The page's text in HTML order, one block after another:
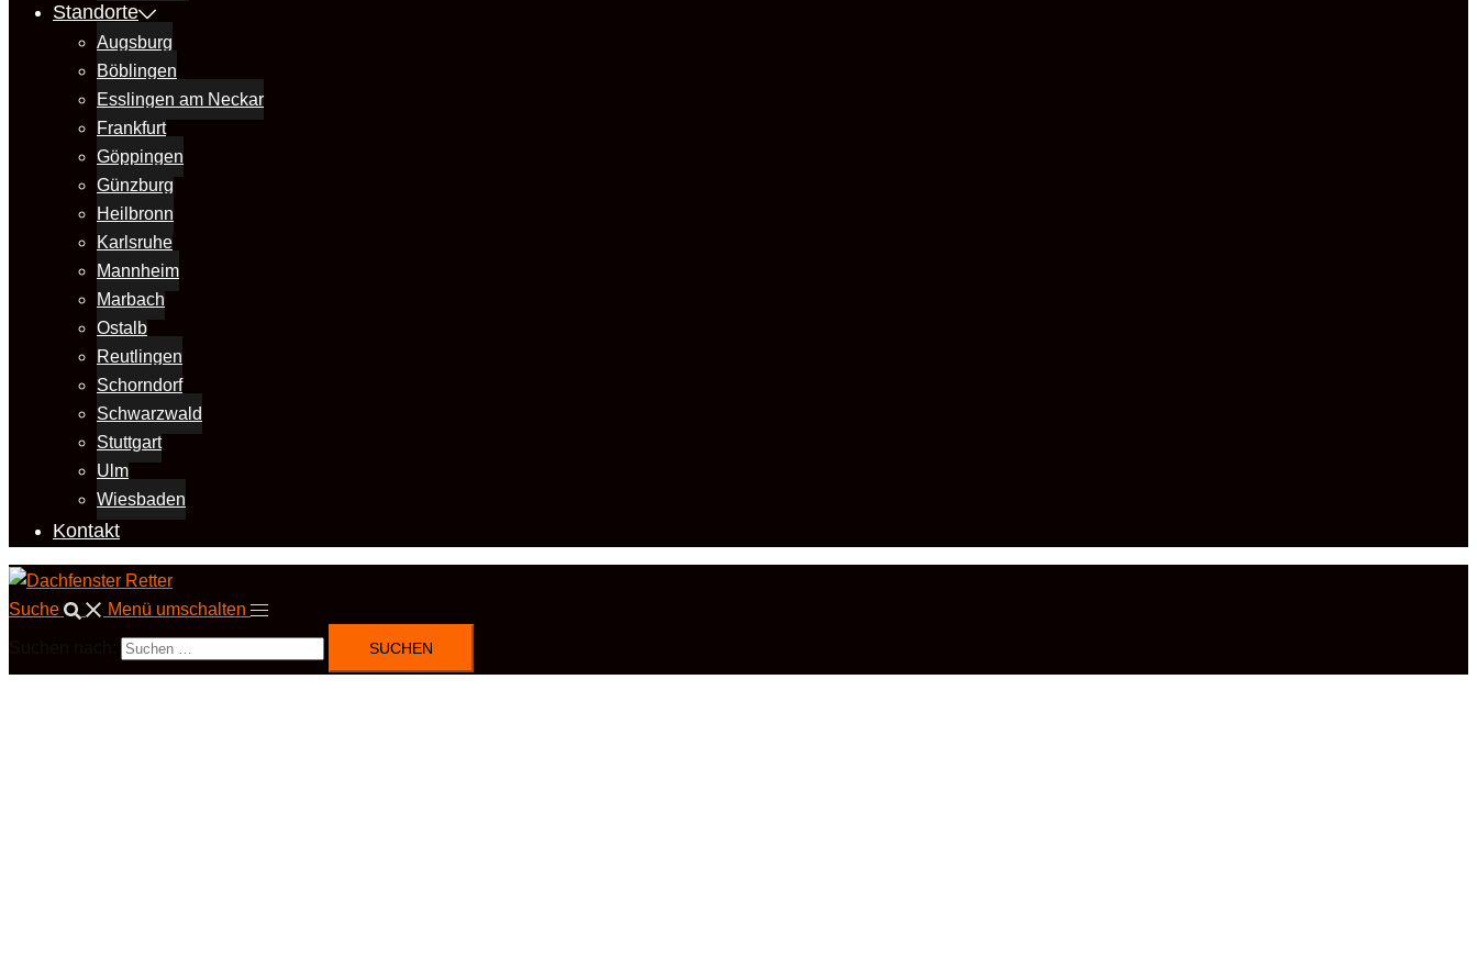
Standorte
Augsburg
Böblingen
Esslingen am Neckar
Frankfurt
Göppingen
Günzburg
Heilbronn
Karlsruhe
Mannheim
Marbach
Ostalb
Reutlingen
Schorndorf
Schwarzwald
Stuttgart
Ulm
Wiesbaden
Kontakt
Suche Menü umschalten